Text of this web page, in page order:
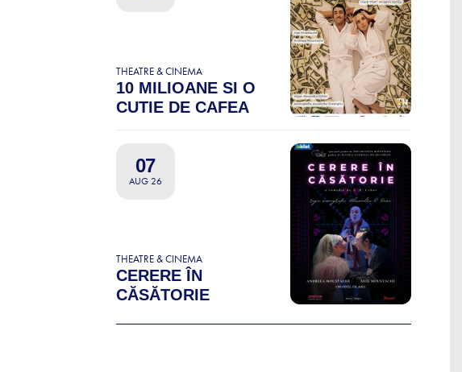
THEATRE & CINEMA
10 MILIOANE SI O
CUTIE DE CAFEA
07
AUG 26
THEATRE & CINEMA
CERERE ÎN
CĂSĂTORIE